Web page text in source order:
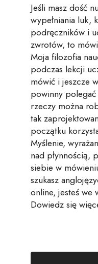
Jeśli masz dość
wypełniania luk,
podręczników i
zwrotów, to
Moja filozofia
podczas lekcji
mówić i jeszcze
powinny polegać
rzeczy można
tak
początku
Myślenie,
nad płynnością,
siebie w
szukasz
online, jesteś we
Dowiedz się